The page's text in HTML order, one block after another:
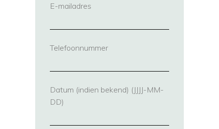
E-mailadres
Telefoonnummer(vereist)
Datum (indien bekend) (JJJJ-MM-
DD)